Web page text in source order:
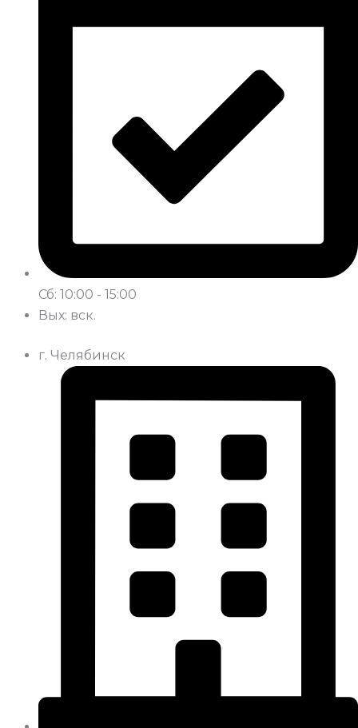
Сб: 10:00 - 15:00
Вых: вск.
г. Челябинск